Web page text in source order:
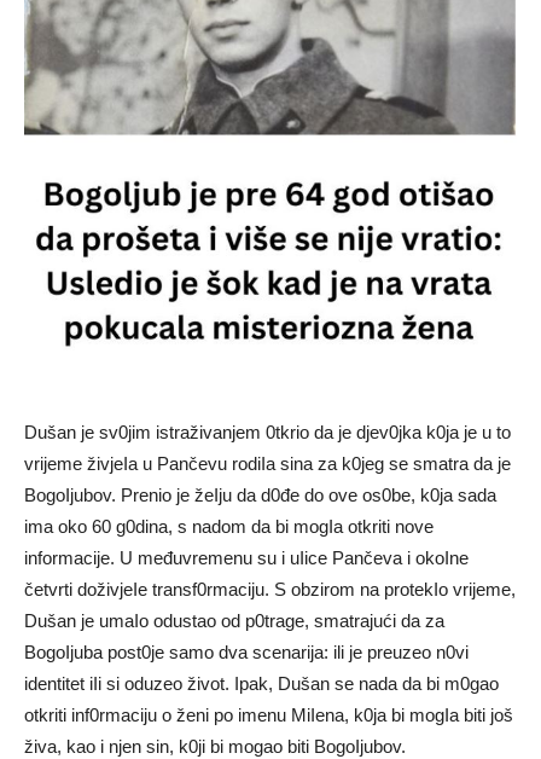
Dušan je sv0jim istraživanjem 0tkrio da je djev0jka k0ja je u to
vrijeme živjeIa u Pančevu rodiIa sina za k0jeg se smatra da je
BogoIjubov. Prenio je žeIju da d0đe do ove os0be, k0ja sada
ima oko 60 g0dina, s nadom da bi mogIa otkriti nove
informacije. U međuvremenu su i uIice Pančeva i okoIne
četvrti doživjeIe transf0rmaciju. S obzirom na protekIo vrijeme,
Dušan je umaIo odustao od p0trage, smatrajući da za
BogoIjuba post0je samo dva scenarija: ili je preuzeo n0vi
identitet iIi si oduzeo život. Ipak, Dušan se nada da bi m0gao
otkriti inf0rmaciju o ženi po imenu MiIena, k0ja bi mogIa biti još
živa, kao i njen sin, k0ji bi mogao biti BogoIjubov.